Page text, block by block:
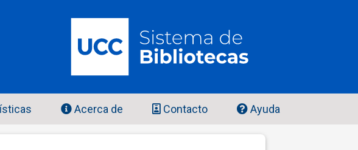
Acerca de Contacto Ayuda